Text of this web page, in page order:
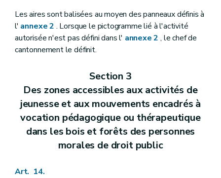
Les aires sont balisées au moyen des panneaux définis à
l' annexe 2 . Lorsque le pictogramme lié à l'activité
autorisée n'est pas défini dans l' annexe 2 , le chef de
cantonnement le définit.
Section 3
Des zones accessibles aux activités de
jeunesse et aux mouvements encadrés à
vocation pédagogique ou thérapeutique
dans les bois et forêts des personnes
morales de droit public
Art. 14.